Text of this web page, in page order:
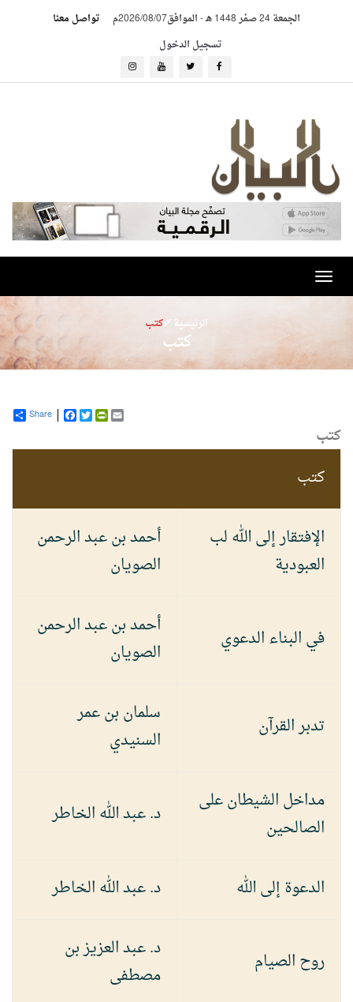
الجمعة 24 صفر 1448 هـ -الموافق2026/08/07م
تواصل معنا
تسجيل الدخول
Toggle
navigation
الرئيسية كتب
كتب
Share
FacebookTwitter
PrintFriendlyEmail
كتب
كتب
الإفتقار إلى الله لب
العبودية
أحمد بن عبد الرحمن
الصويان
في البناء الدعوي
أحمد بن عبد الرحمن
الصويان
تدبر القرآن
سلمان بن عمر
السنيدي
مداخل الشيطان على
الصالحين
د. عبد الله الخاطر
الدعوة إلى الله د. عبد الله الخاطر
روح الصيام
د. عبد العزيز بن
مصطفى